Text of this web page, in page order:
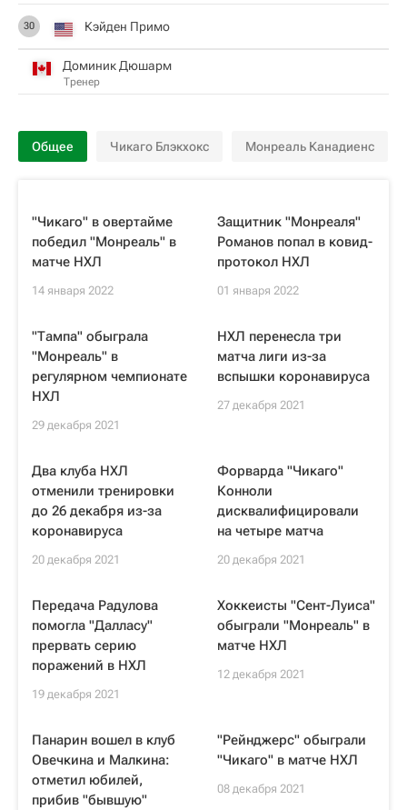
30 Кэйден Примо
Доминик Дюшарм
Тренер
Общее Чикаго Блэкхокс Монреаль Канадиенс
"Чикаго" в овертайме
победил "Монреаль" в
матче НХЛ
14 января 2022
Защитник "Монреаля"
Романов попал в ковид-
протокол НХЛ
01 января 2022
"Тампа" обыграла
"Монреаль" в
регулярном чемпионате
НХЛ
29 декабря 2021
НХЛ перенесла три
матча лиги из-за
вспышки коронавируса
27 декабря 2021
Два клуба НХЛ
отменили тренировки
до 26 декабря из-за
коронавируса
20 декабря 2021
Форварда "Чикаго"
Конноли
дисквалифицировали
на четыре матча
20 декабря 2021
Передача Радулова
помогла "Далласу"
прервать серию
поражений в НХЛ
19 декабря 2021
Хоккеисты "Сент-Луиса"
обыграли "Монреаль" в
матче НХЛ
12 декабря 2021
Панарин вошел в клуб
Овечкина и Малкина:
отметил юбилей,
прибив "бывшую"
"Рейнджерс" обыграли
"Чикаго" в матче НХЛ
08 декабря 2021